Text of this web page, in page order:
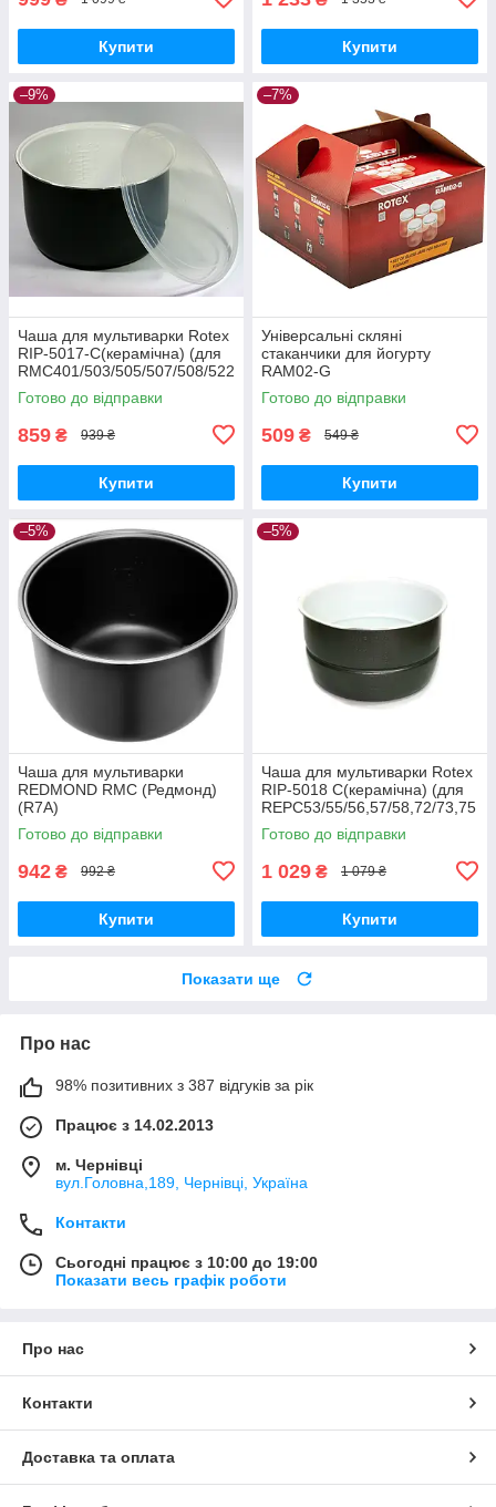
Купити Купити
–9%
Чаша для мультиварки Rotex
RIP-5017-C(керамічна) (для
RMC401/503/505/507/508/522
/530/532/535)
Готово до відправки
859 ₴ 939 ₴
Купити
–7%
Універсальні скляні
стаканчики для йогурту
RAM02-G
Готово до відправки
509 ₴ 549 ₴
Купити
–5%
Чаша для мультиварки
REDMOND RMC (Редмонд)
(R7A)
Готово до відправки
942 ₴ 992 ₴
Купити
–5%
Чаша для мультиварки Rotex
RIP-5018 C(керамічна) (для
REPC53/55/56,57/58,72/73,75
/76)
Готово до відправки
1 029 ₴ 1 079 ₴
Купити
Показати ще
Про нас
98% позитивних з 387 відгуків за рік
Працює з 14.02.2013
м. Чернівці
вул.Головна,189, Чернівці, Україна
Контакти
Сьогодні працює з 10:00 до 19:00
Показати весь графік роботи
Про нас
Контакти
Доставка та оплата